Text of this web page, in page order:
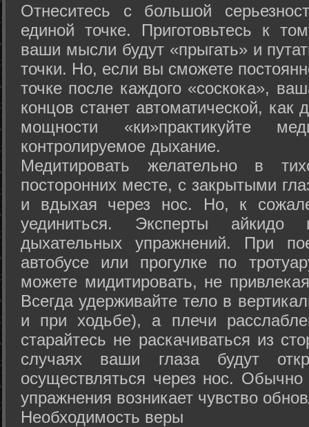
Отнеситесь с большой
единой точке. Приготовьтесь к
ваши мысли будут «прыгать» и
точки. Но, если вы сможете
точке после каждого «соскока»,
концов станет автоматической,
мощности «ки»практикуйте
контролируемое дыхание.
Медитировать желательно в
посторонних месте, с закрытыми
и вдыхая через нос. Но, к
уединиться. Эксперты айкидо
дыхательных упражнений. При
автобусе или прогулке по
можете мидитировать, не
Всегда удерживайте тело в
и при ходьбе), а плечи
старайтесь не раскачиваться из
случаях ваши глаза будут
осуществляться через нос. Обычно
упражнения возникает чувство
Необходимость веры